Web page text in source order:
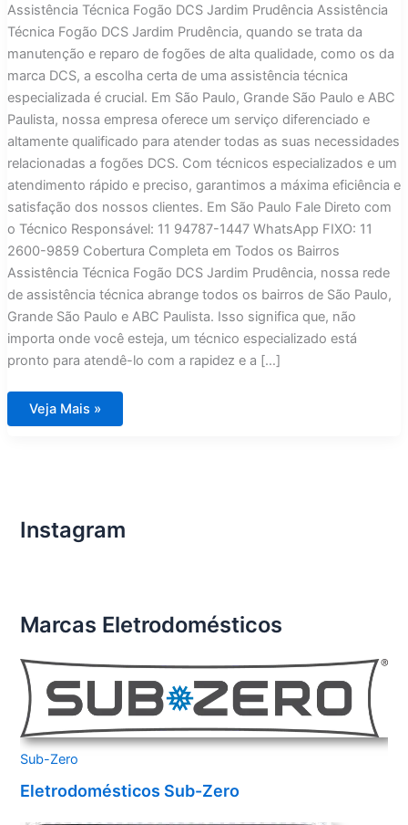
Assistência Técnica Fogão DCS Jardim Prudência Assistência
Técnica Fogão DCS Jardim Prudência, quando se trata da
manutenção e reparo de fogões de alta qualidade, como os da
marca DCS, a escolha certa de uma assistência técnica
especializada é crucial. Em São Paulo, Grande São Paulo e ABC
Paulista, nossa empresa oferece um serviço diferenciado e
altamente qualificado para atender todas as suas necessidades
relacionadas a fogões DCS. Com técnicos especializados e um
atendimento rápido e preciso, garantimos a máxima eficiência e
satisfação dos nossos clientes. Em São Paulo Fale Direto com
o Técnico Responsável: 11 94787-1447 WhatsApp FIXO: 11
2600-9859 Cobertura Completa em Todos os Bairros
Assistência Técnica Fogão DCS Jardim Prudência, nossa rede
de assistência técnica abrange todos os bairros de São Paulo,
Grande São Paulo e ABC Paulista. Isso significa que, não
importa onde você esteja, um técnico especializado está
pronto para atendê-lo com a rapidez e a […]
Assistência
Técnica
Veja Mais »
Instagram
Marcas Eletrodomésticos
Sub-Zero
Eletrodomésticos Sub-Zero